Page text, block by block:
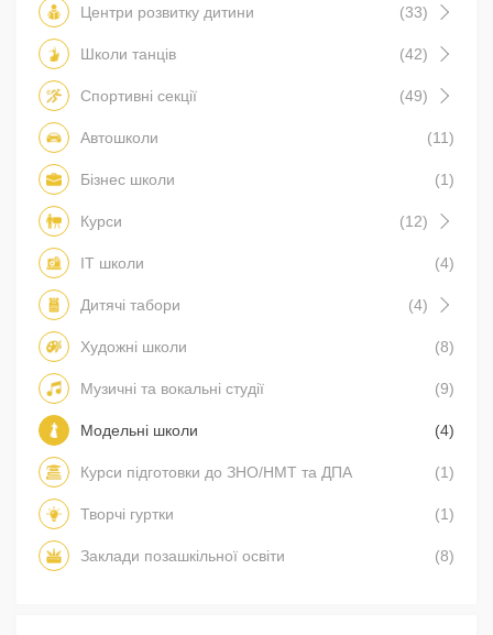
Центри розвитку дитини (33)
Школи танців (42)
Спортивні секції (49)
Автошколи (11)
Бізнес школи (1)
Курси (12)
IT школи (4)
Дитячі табори (4)
Художні школи (8)
Музичні та вокальні студії (9)
Модельні школи (4)
Курси підготовки до ЗНО/НМТ та ДПА (1)
Творчі гуртки (1)
Заклади позашкільної освіти (8)